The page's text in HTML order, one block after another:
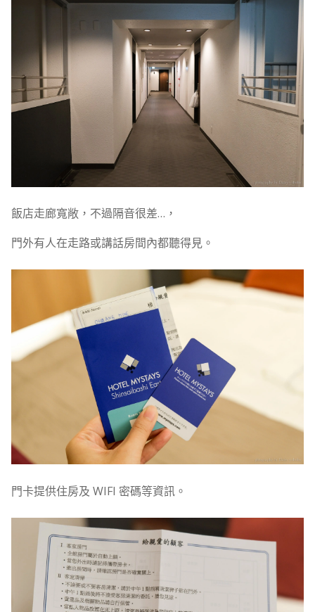
飯店走廊寬敞，不過隔音很差…，
門外有人在走路或講話房間內都聽得見。
門卡提供住房及 WIFI 密碼等資訊。